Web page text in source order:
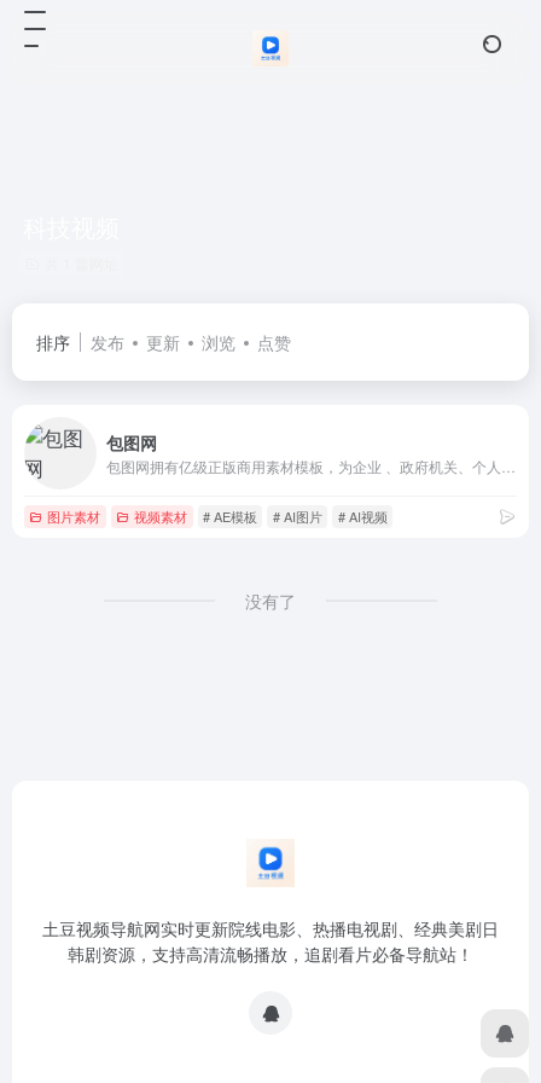
排序 发布 更新 浏览 点赞
包图网
图片素材 视频素材 # AE模板 # AI图片 # AI视频
没有了
土豆视频导航网实时更新院线电影、热播电视剧、经典美剧日
韩剧资源，支持高清流畅播放，追剧看片必备导航站！